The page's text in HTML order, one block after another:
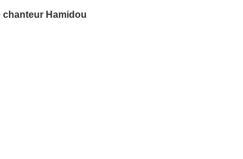
chanteur Hamidou